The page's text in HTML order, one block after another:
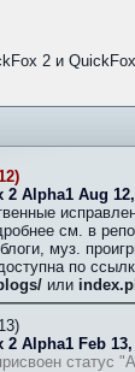
2 и
2 Alpha1 Aug
см. в
муз.
по
или
2 Alpha1 Feb
статус